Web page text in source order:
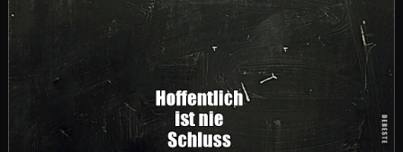
Genießt den Rest des Wochenendes. Montag